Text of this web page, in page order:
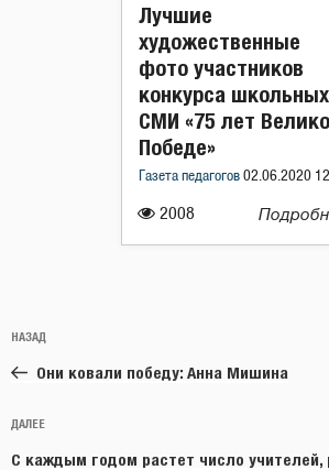
2008
Лучшие
художественные
фото участников
конкурса школьных
СМИ «75 лет
Победе»
Газета педагогов 02.06.2020
по
записям
Предыдущая
запись:
НАЗАД
Они ковали победу: Анна Мишина
Следующая
запись
ДАЛЕЕ
С каждым годом растет число